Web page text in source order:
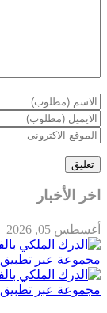
اخر الأخبار
أغسطس 05, 2026